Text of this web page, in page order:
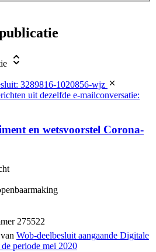
3289816-1020856-wjz
uit dezelfde e-mailconversatie:
en wetsvoorstel Corona-
275522
Wob-deelbesluit aangaande Digitale
periode mei 2020